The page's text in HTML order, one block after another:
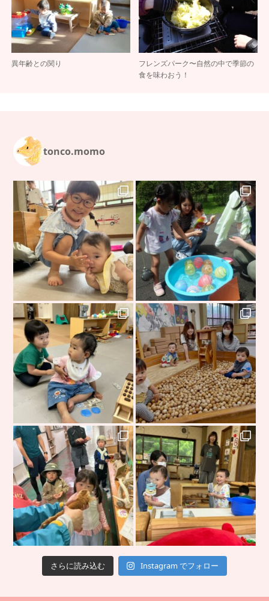
異年齢との関り
フレンズパーク〜自然の中で季節の
食を味わおう！
tonco.momo
さらに読み込む Instagram でフォロー